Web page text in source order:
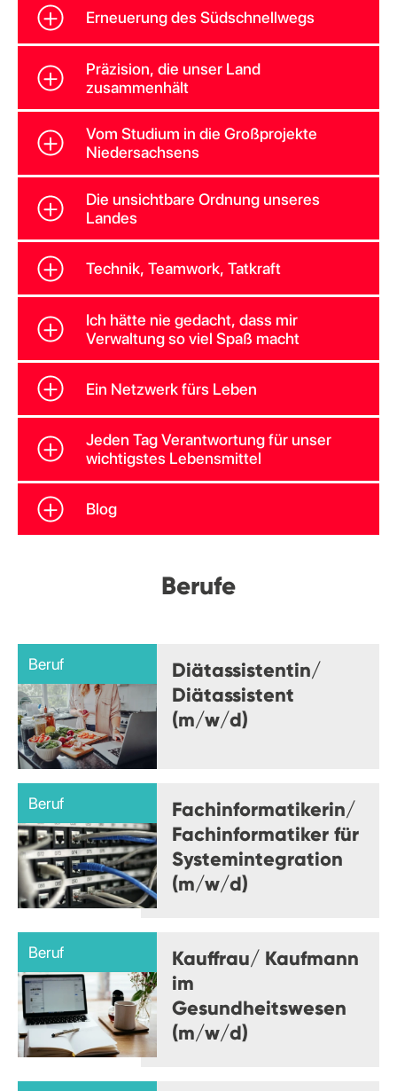
Erneuerung des Südschnellwegs
Präzision, die unser Land
zusammenhält
Vom Studium in die Großprojekte
Niedersachsens
Die unsichtbare Ordnung unseres
Landes
Technik, Teamwork, Tatkraft
Ich hätte nie gedacht, dass mir
Verwaltung so viel Spaß macht
Ein Netzwerk fürs Leben
Jeden Tag Verantwortung für unser
wichtigstes Lebensmittel
Blog
Berufe
Beruf
Diätassistentin/
Diätassistent
(m/w/d)
Beruf
Fachinformatikerin/
Fachinformatiker für
Systemintegration
(m/w/d)
Beruf
Kauffrau/ Kaufmann
im
Gesundheitswesen
(m/w/d)